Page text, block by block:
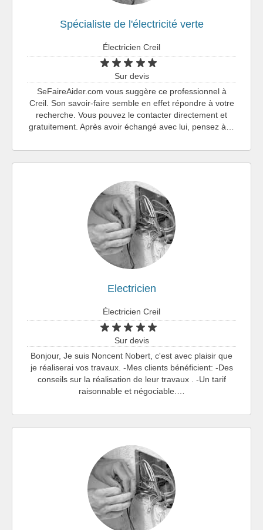
Spécialiste de l'électricité verte
Électricien Creil
Sur devis
SeFaireAider.com vous suggère ce professionnel à
Creil. Son savoir-faire semble en effet répondre à votre
recherche. Vous pouvez le contacter directement et
gratuitement. Après avoir échangé avec lui, pensez à…
Electricien
Électricien Creil
Sur devis
Bonjour, Je suis Noncent Nobert, c'est avec plaisir que
je réaliserai vos travaux. -Mes clients bénéficient: -Des
conseils sur la réalisation de leur travaux . -Un tarif
raisonnable et négociable.…